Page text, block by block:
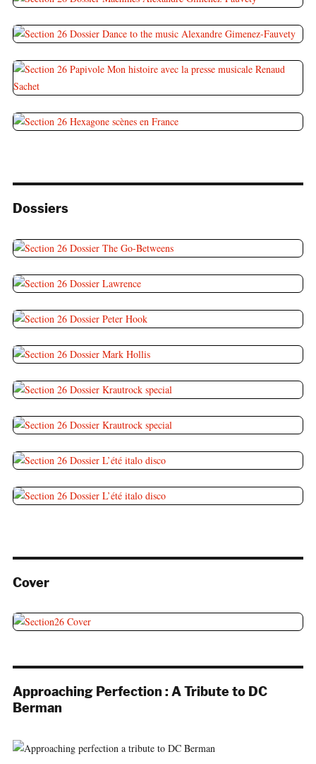
Dossiers
Cover
Approaching Perfection : A Tribute to DC
Berman